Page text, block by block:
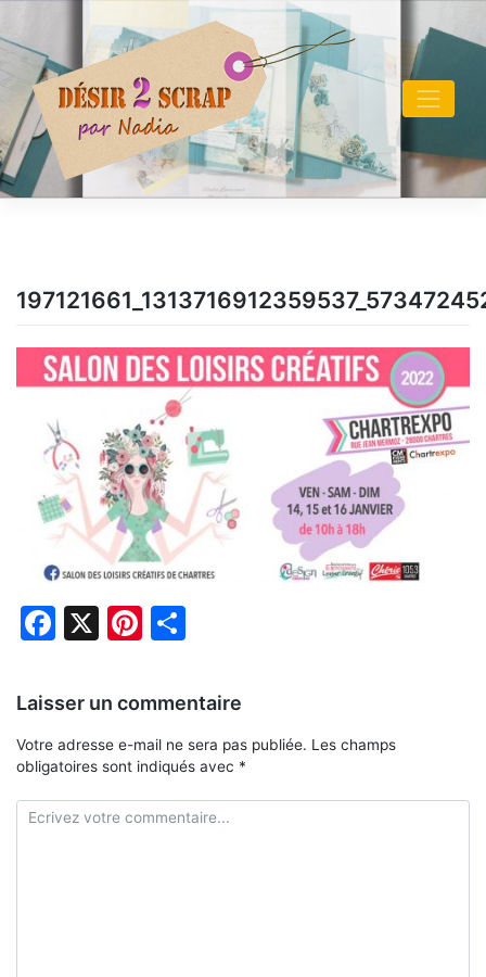
content
Facebook
X Pinterest
Laisser un commentaire
Votre adresse e-mail ne sera pas publiée. Les champs
obligatoires sont indiqués avec *